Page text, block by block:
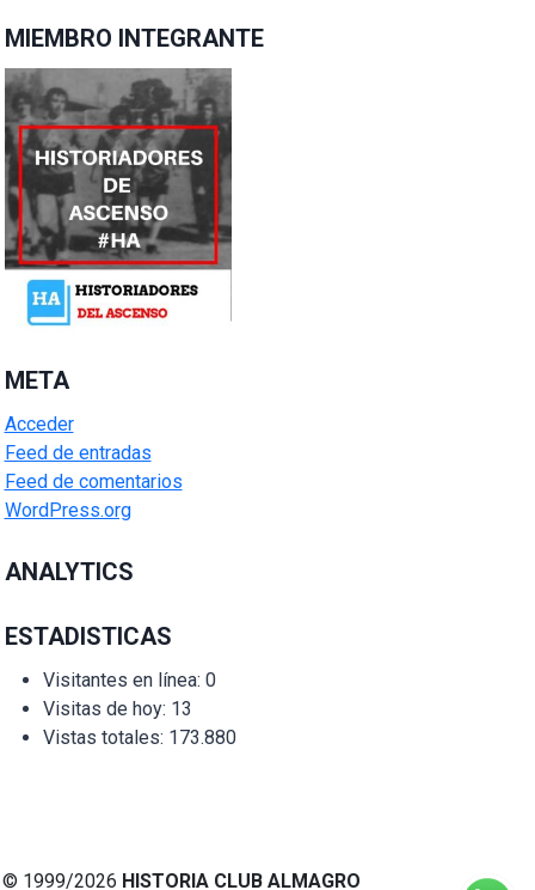
MIEMBRO INTEGRANTE
META
Acceder
Feed de entradas
Feed de comentarios
WordPress.org
ANALYTICS
ESTADISTICAS
Visitantes en línea: 0
Visitas de hoy: 13
Vistas totales: 173.880
© 1999/2026 HISTORIA CLUB ALMAGRO